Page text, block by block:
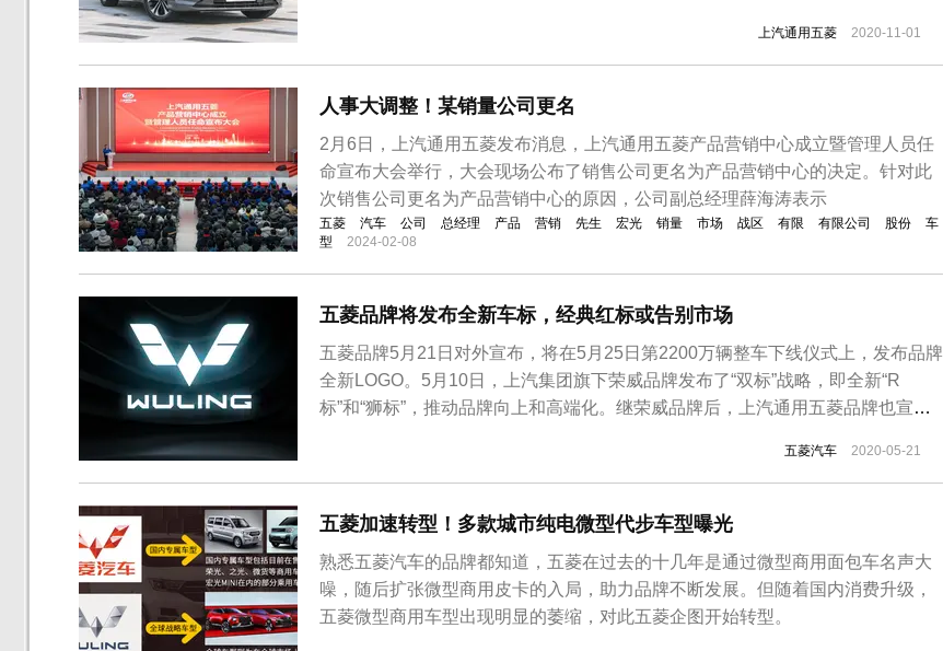
菱全球银标LOGO。车身侧面，五菱凯捷采用了较为平直的线条，搭配悬浮式车
顶设计以及大尺寸的轮毂造型，进一步提升了整车...
上汽通用五菱 2020-11-01
人事大调整！某销量公司更名
2月6日，上汽通用五菱发布消息，上汽通用五菱产品营销中心成立暨管理人员任
命宣布大会举行，大会现场公布了销售公司更名为产品营销中心的决定。针对此
次销售公司更名为产品营销中心的原因，公司副总经理薛海涛表示
五菱 汽车 公司 总经理 产品 营销 先生 宏光 销量 市场 战区 有限 有限公司 股份
车
型
2024-02-08
五菱品牌将发布全新车标，经典红标或告别市场
五菱品牌5月21日对外宣布，将在5月25日第2200万辆整车下线仪式上，发布品牌
全新LOGO。5月10日，上汽集团旗下荣威品牌发布了“双标”战略，即全新“R
标”和“狮标”，推动品牌向上和高端化。继荣威品牌后，上汽通用五菱品牌也宣布
同时五菱品牌全球银标也将正式发布，已经使用33年的五菱经典红标或成为历
史。实际上五菱品牌早就有...
五菱汽车 2020-05-21
五菱加速转型！多款城市纯电微型代步车型曝光
熟悉五菱汽车的品牌都知道，五菱在过去的十几年是通过微型商用面包车名声大
噪，随后扩张微型商用皮卡的入局，助力品牌不断发展。但随着国内消费升级，
五菱微型商用车型出现明显的萎缩，对此五菱企图开始转型。